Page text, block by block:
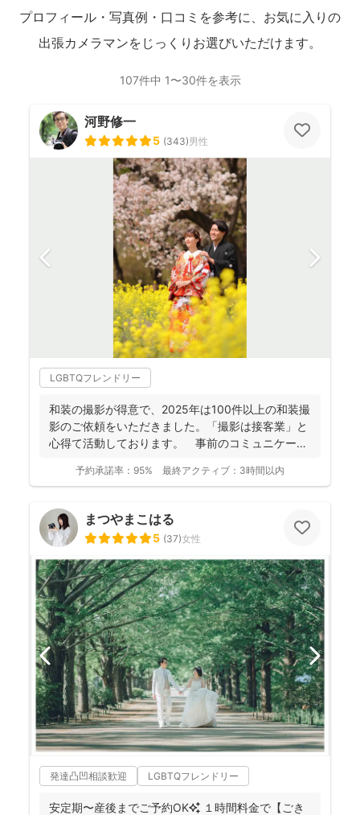
プロフィール・写真例・口コミを参考に、お気に入りの
出張カメラマンをじっくりお選びいただけます。
107件中 1〜30件を表示
河野修一
5 (343)男性
LGBTQフレンドリー
和装の撮影が得意で、2025年は100件以上の和装撮
影のご依頼をいただきました。「撮影は接客業」と
心得て活動しております。 事前のコミュニケーシ
予約承諾率： 95% 最終アクティブ： 3時間以内
まつやまこはる
5 (37)女性
発達凸凹相談歓迎 LGBTQフレンドリー
安定期〜産後までご予約OK✨ １時間料金で【ごき